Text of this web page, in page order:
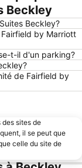
Beckley
Beckley?
by Marriott
t-il d'un parking?
de Fairfield by
des sites de
il se peut que
celle du site de